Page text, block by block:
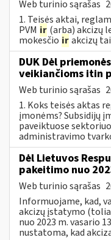
Web turinio sąrašas
1. Teisės aktai,
PVM ir (arba) akcizų
mokesčio irakcizų
DUK Dėl
veikiančioms itin
Web turinio sąrašas
1. Koks teisės aktas
įmonėms? Subsidijų
paveiktuose
administravimo
Dėl Lietuvos
pakeitimo nuo
Web turinio sąrašas
Informuojame, kad,
akcizų įstatymo
nuo 2023 m. vasario
nustatoma, kad